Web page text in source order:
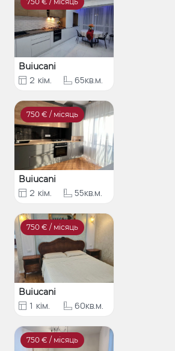
Buiucani
2 кім. 65кв.м.
750 € / місяць
Buiucani
2 кім. 55кв.м.
750 € / місяць
Buiucani
1 кім. 60кв.м.
750 € / місяць